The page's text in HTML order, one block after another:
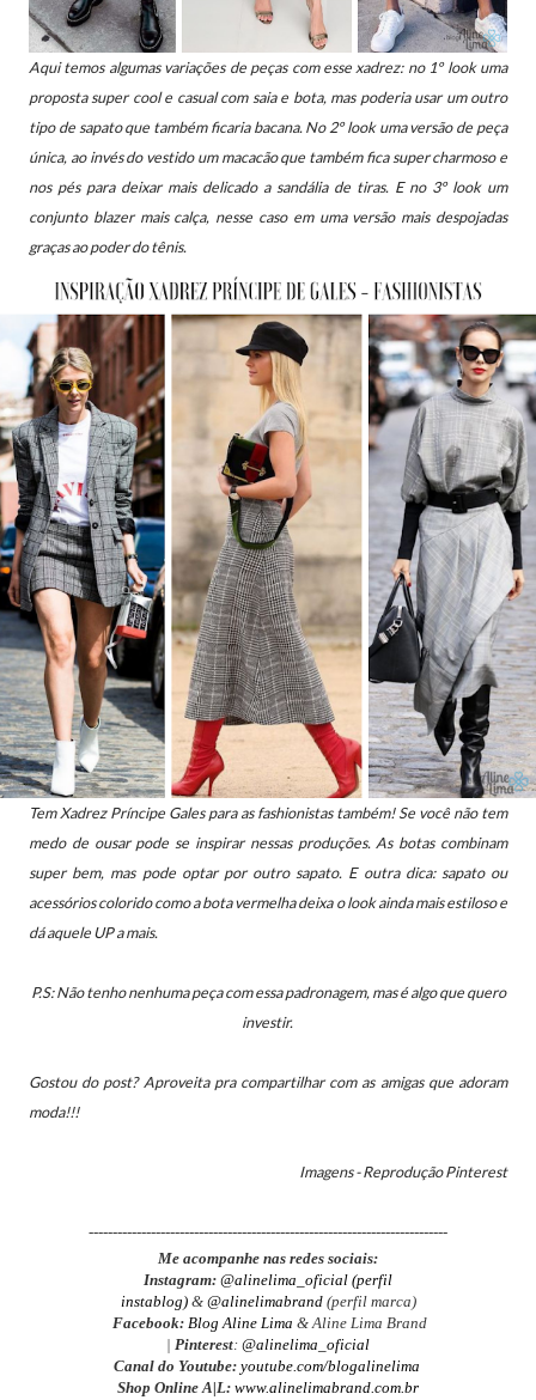
Aqui temos algumas variações de peças com esse xadrez: no 1º look uma
proposta super cool e casual com saia e bota, mas poderia usar um outro
tipo de sapato que também ficaria bacana. No2º look uma versão de peça
única, ao invés do vestido um macacão que também fica super charmoso e
nos pés para deixar mais delicado a sandália de tiras. E no 3º look um
conjunto blazer mais calça, nesse caso em uma versão mais despojadas
graças ao poder do tênis.
Tem Xadrez Príncipe Gales para as fashionistas também! Se você não tem
medo de ousar pode se inspirar nessas produções. As botas combinam
super bem, mas pode optar por outro sapato. E outra dica: sapato ou
acessórios colorido como a bota vermelha deixa o look ainda mais estiloso e
dá aquele UP a mais.
P.S: Não tenho nenhuma peça com essa padronagem, mas é algo que quero
investir.
Gostou do post? Aproveita pra compartilhar com as amigas que adoram
moda!!!
Imagens - Reprodução Pinterest
---------------------------------------------------------------------------
Me acompanhe nas redes sociais:
Instagram: @alinelima_oficial (perfil
instablog) & @alinelimabrand (perfil marca)
Facebook: Blog Aline Lima & Aline Lima Brand
| Pinterest: @alinelima_oficial
Canal do Youtube: youtube.com/blogalinelima
Shop Online A|L: www.alinelimabrand.com.br